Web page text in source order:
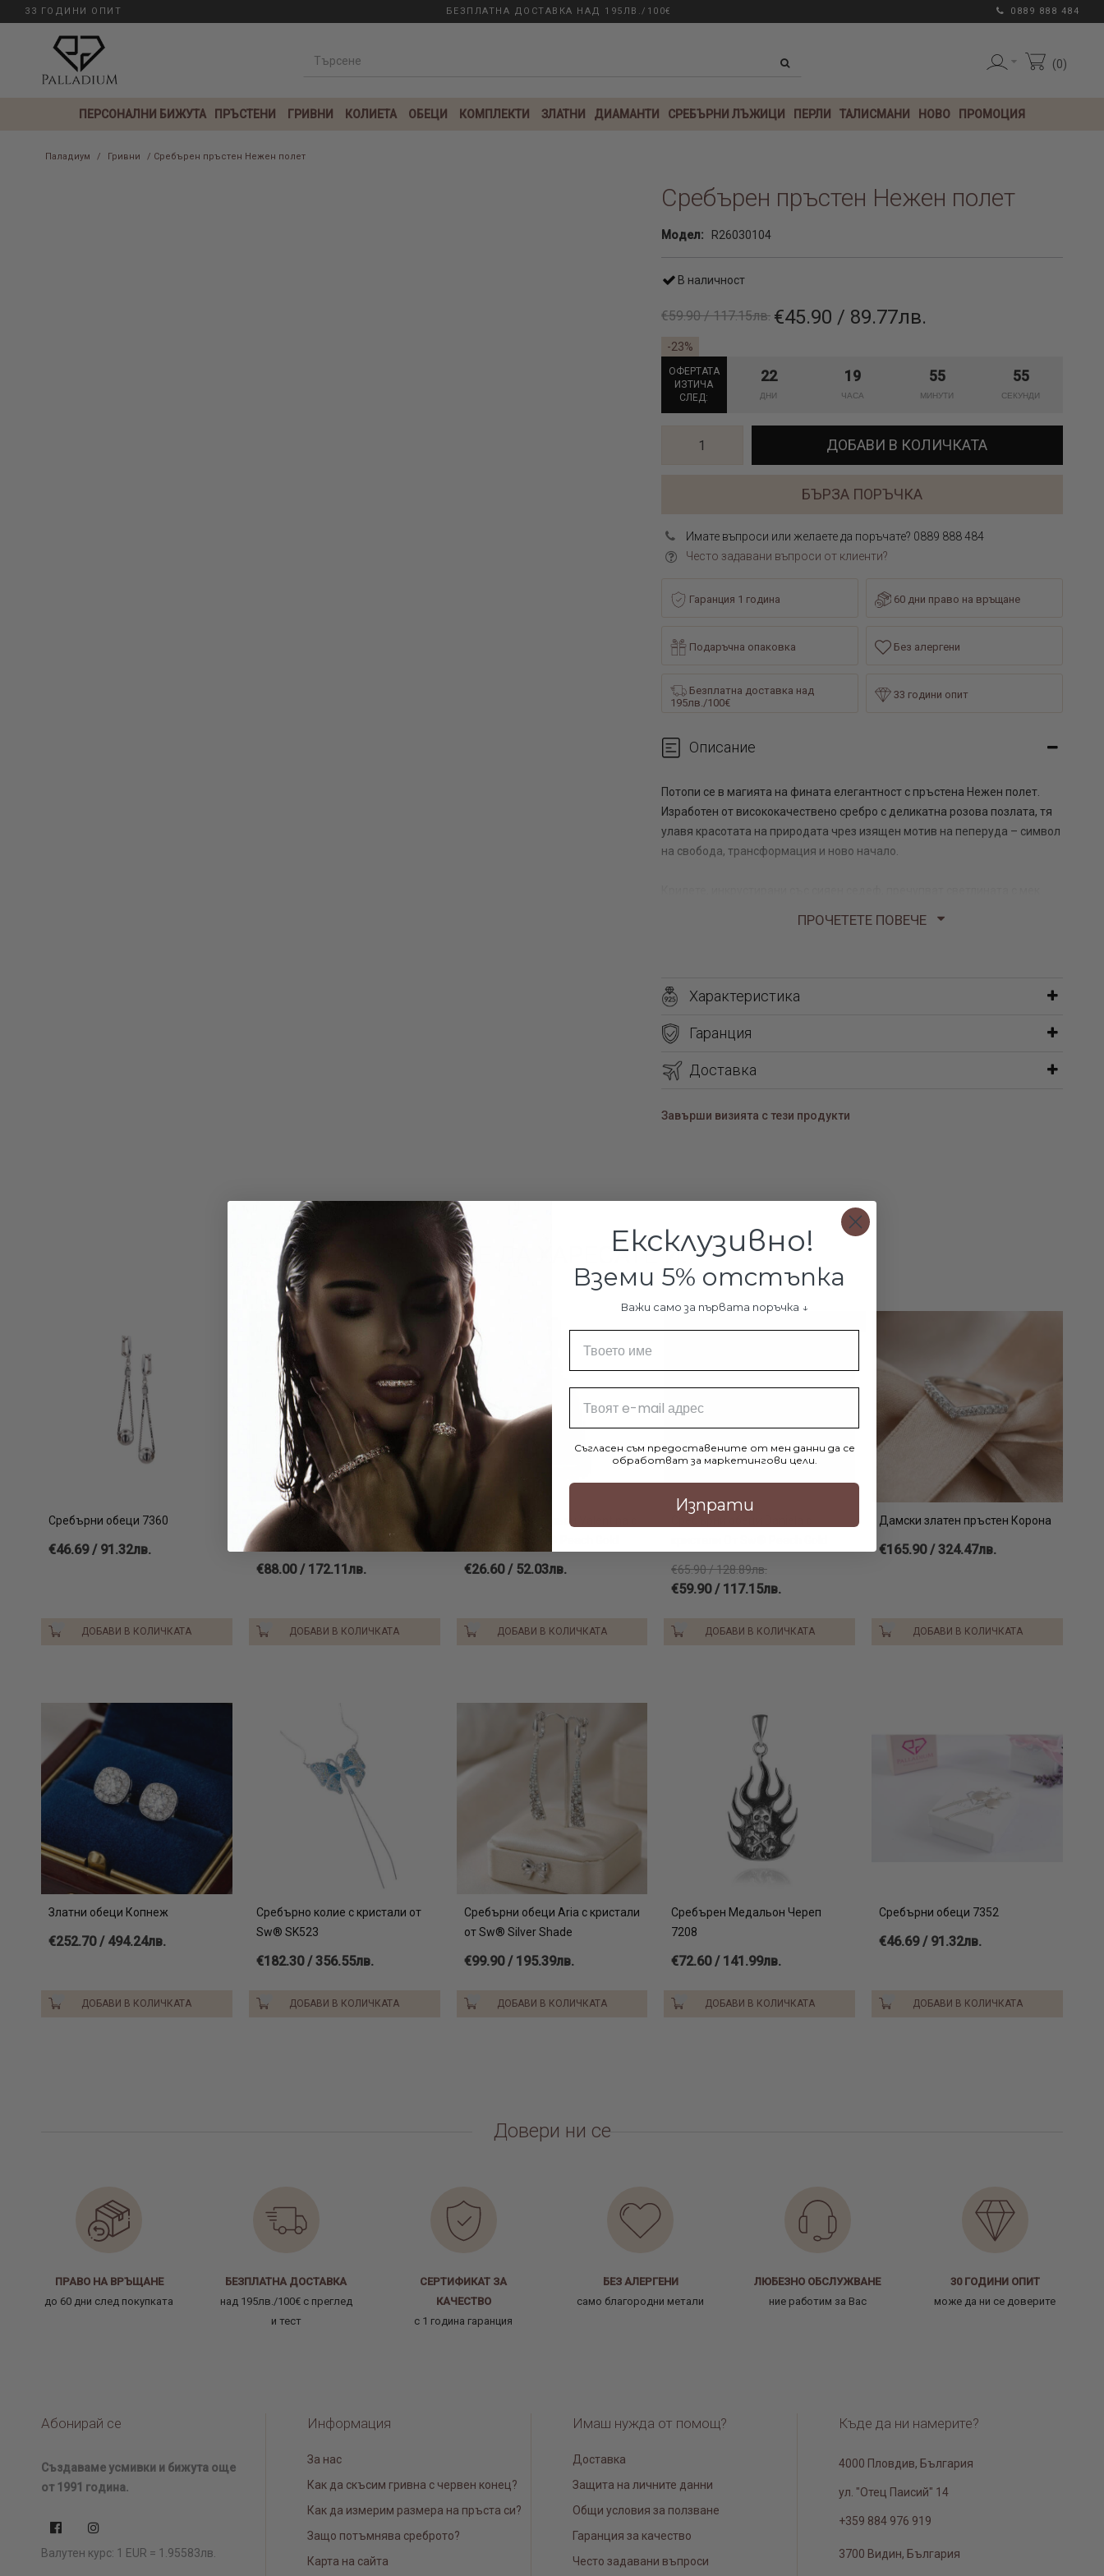
33 ГОДИНИ ОПИТ БЕЗПЛАТНА ДОСТАВКА НАД 195ЛВ./100€ 0889 888 484
0
ПЕРСОНАЛНИ БИЖУТА ПРЪСТЕНИ ГРИВНИ КОЛИЕТА ОБЕЦИ КОМПЛЕКТИ ЗЛАТНИ ДИАМАНТИ СРЕБЪРНИ ЛЪЖИЦИ ПЕРЛИ ТАЛИСМАНИ НОВО ПРОМОЦИЯ
Паладиум / Гривни / Сребърен пръстен Нежен полет
Сребърен пръстен Нежен полет
Модел: R26030104
В наличност
€59.90 / 117.15лв. €45.90 / 89.77лв.
-23%
ОФЕРТАТА
ИЗТИЧА
СЛЕД:
22 19 55 55
ДОБАВИ В КОЛИЧКАТА
БЪРЗА ПОРЪЧКА
Имате въпроси или желаете да поръчате? 0889 888 484
Често задавани въпроси от клиенти?
Гаранция 1 година 60 дни право на връщане
Подаръчна опаковка Без алергени
Безплатна доставка над
195лв./100€
33 години опит
Описание
Потопи се в магията на фината елегантност с пръстена Нежен полет.
Изработен от висококачествено сребро с деликатна розова позлата, тя
улавя красотата на природата чрез изящен мотив на пеперуда – символ
на свобода, трансформация и ново начало.
Нежен полет не е просто бижу – той е усещане за лекота, женственост и
вътрешна хармония.✨
ПРОЧЕТЕТЕ ПОВЕЧЕ
Характеристика
Гаранция
Доставка
Завърши визията с тези продукти
МОЖЕ ДА ХАРЕСАТЕ И:
Сребърни обеци 7360
€46.69 / 91.32лв.
ДОБАВИ В КОЛИЧКАТА
Сребърен пръстен с кристали
от Sw® SP623 Deep Blue
€88.00 / 172.11лв.
ДОБАВИ В КОЛИЧКАТА
Сребърен медальон Valentina с
€26.60 / 52.03лв.
ДОБАВИ В КОЛИЧКАТА
€65.90 / 128.89лв.
€59.90 / 117.15лв.
ДОБАВИ В КОЛИЧКАТА
Дамски златен пръстен Корона
€165.90 / 324.47лв.
ДОБАВИ В КОЛИЧКАТА
Златни обеци Копнеж
€252.70 / 494.24лв.
ДОБАВИ В КОЛИЧКАТА
Сребърно колие с кристали от
Sw® SK523
€182.30 / 356.55лв.
ДОБАВИ В КОЛИЧКАТА
Сребърни обеци Aria с кристали
от Sw® Silver Shade
€99.90 / 195.39лв.
ДОБАВИ В КОЛИЧКАТА
Сребърен Медальон Череп
7208
€72.60 / 141.99лв.
ДОБАВИ В КОЛИЧКАТА
Сребърни обеци 7352
€46.69 / 91.32лв.
ДОБАВИ В КОЛИЧКАТА
Довери ни се
ПРАВО НА ВРЪЩАНЕ
до 60 дни след покупката
БЕЗПЛАТНА ДОСТАВКА
над 195лв./100€ с преглед
и тест
СЕРТИФИКАТ ЗА
КАЧЕСТВО
с 1 година гаранция
БЕЗ АЛЕРГЕНИ
само благородни метали
ЛЮБЕЗНО ОБСЛУЖВАНЕ
ние работим за Вас
30 ГОДИНИ ОПИТ
може да ни се доверите
Абонирай се
Създаваме усмивки и бижута още
от 1991 година.
Валутен курс: 1 EUR = 1.95583лв.
Информация
За нас
Как да скъсим гривна с червен конец?
Как да измерим размера на пръста си?
Защо потъмнява среброто?
Карта на сайта
Имаш нужда от помощ?
Доставка
Защита на личните данни
Общи условия за ползване
Гаранция за качество
Често задавани въпроси
Къде да ни намерите?
4000 Пловдив, България
ул. "Отец Паисий" 14
+359 884 976 919
3700 Видин, България
Ексклузивно!
Вземи 5% отстъпка
Важи само за първата поръчка ↓
Съгласен съм предоставените от мен данни да се
обработват за маркетингови цели.
Изпрати